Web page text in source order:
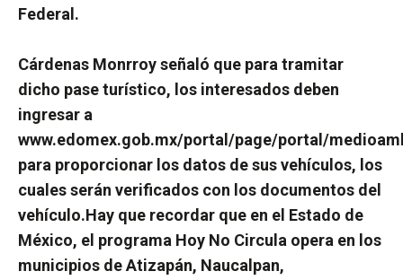
Federal.
Cárdenas Monrroy señaló que para tramitar
dicho pase turístico, los interesados deben
ingresar a
www.edomex.gob.mx/portal/page/portal/
para proporcionar los datos de sus vehículos, los
cuales serán verificados con los documentos del
vehículo.Hay que recordar que en el Estado de
México, el programa Hoy No Circula opera en los
municipios de Atizapán, Naucalpan,